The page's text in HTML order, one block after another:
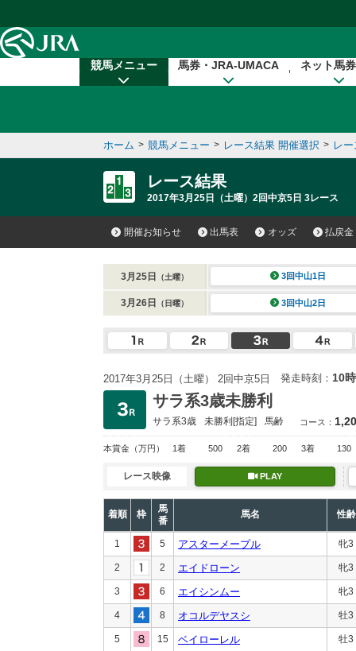
競馬メニュー 馬券・JRA-UMACA ネット馬
ホーム > 競馬メニュー > レース結果 開催選択 > レ
レース結果
2017年3月25日（土曜）2回中京5日 3レース
開催お知らせ 出馬表 オッズ 払戻金
3月25日 （土曜） 3回中山1日
3月26日 （日曜） 3回中山2日
2017年3月25日（土曜） 2回中京5日 発走時刻： 10
サラ系3歳未勝利
サラ系3歳 未勝利[指定] 馬齢 コース：
本賞金 （万円） 1着 500 2着 200 3着 130
レース映像 PLAY
着順 枠
馬
番
馬名 性齢
1 5 アスターメープル 牝3
2 2 エイドローン 牝3
3 6 エイシンムー 牝3
4 8 オコルデヤスシ 牡3
5 15 ベイローレル 牡3